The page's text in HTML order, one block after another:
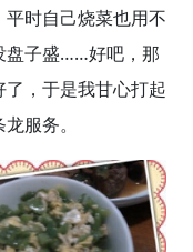
时自己烧菜也用不
盘子盛……好吧，那
，于是我甘心打起
服务。